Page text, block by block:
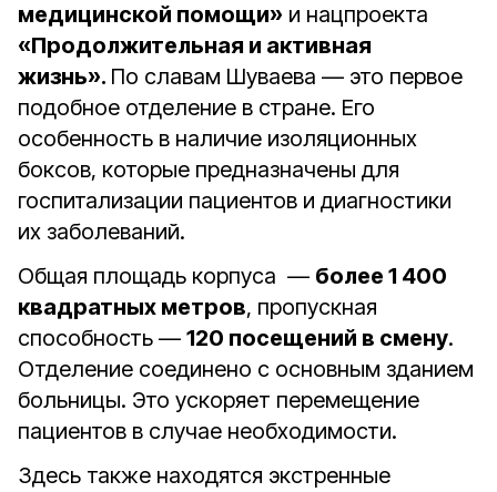
медицинской помощи» и нацпроекта
«Продолжительная и активная
жизнь». По славам Шуваева — это первое
подобное отделение в стране. Его
особенность в наличие изоляционных
боксов, которые предназначены для
госпитализации пациентов и диагностики
их заболеваний.
Общая площадь корпуса — более 1 400
квадратных метров, пропускная
способность — 120 посещений в смену.
Отделение соединено с основным зданием
больницы. Это ускоряет перемещение
пациентов в случае необходимости.
Здесь также находятся экстренные